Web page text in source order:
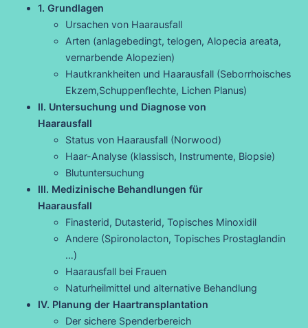
1. Grundlagen
Ursachen von Haarausfall
Arten (anlagebedingt, telogen, Alopecia areata,
vernarbende Alopezien)
Hautkrankheiten und Haarausfall (Seborrhoisches
Ekzem,Schuppenflechte, Lichen Planus)
II. Untersuchung und Diagnose von
Haarausfall
Status von Haarausfall (Norwood)
Haar-Analyse (klassisch, Instrumente, Biopsie)
Blutuntersuchung
III. Medizinische Behandlungen für
Haarausfall
Finasterid, Dutasterid, Topisches Minoxidil
Andere (Spironolacton, Topisches Prostaglandin
…)
Haarausfall bei Frauen
Naturheilmittel und alternative Behandlung
IV. Planung der Haartransplantation
Der sichere Spenderbereich